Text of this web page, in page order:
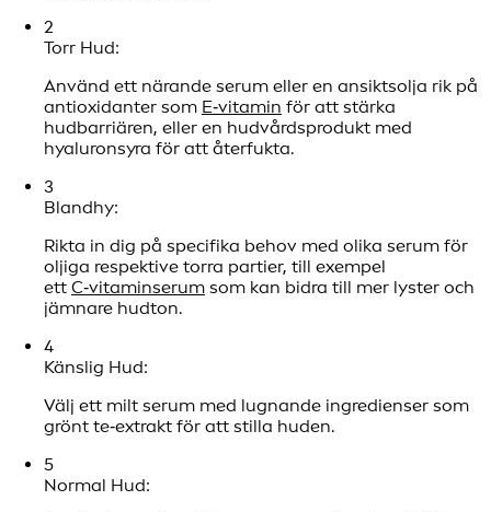
2
Torr Hud:
Använd ett närande serum eller en ansiktsolja rik på
antioxidanter som E‑vitamin för att stärka
hudbarriären, eller en hudvårdsprodukt med
hyaluronsyra för att återfukta.
3
Blandhy:
Rikta in dig på specifika behov med olika serum för
oljiga respektive torra partier, till exempel
ett C‑vitaminserum som kan bidra till mer lyster och
jämnare hudton.
4
Känslig Hud:
Välj ett milt serum med lugnande ingredienser som
grönt te‑extrakt för att stilla huden.
5
Normal Hud: